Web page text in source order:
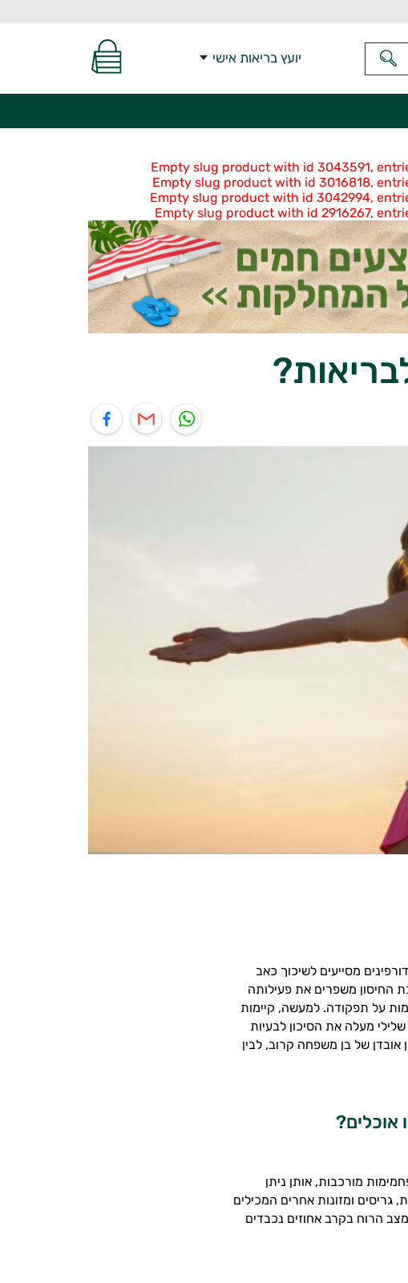
יועץ בריאות אישי
Empty slug product with id 3043591,
Empty slug product with id 3016818,
Empty slug product with id 3042994,
Empty slug product with id 2916267,
מסייעים לשיכוך כאב
החיסון משפרים את פעילותה
על תפקודה. למעשה, קיימות
מעלה את הסיכון לבעיות
אובדן של בן משפחה קרוב, לבין
אוכלים?
מורכבות, אותן ניתן
גריסים ומזונות אחרים המכילים
הרוח בקרב אחוזים נכבדים